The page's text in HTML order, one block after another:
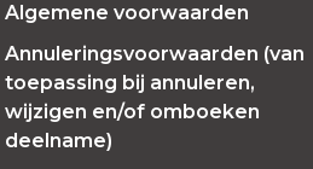
Algemene voorwaarden
Annuleringsvoorwaarden (van
toepassing bij annuleren,
wijzigen en/of omboeken
deelname)